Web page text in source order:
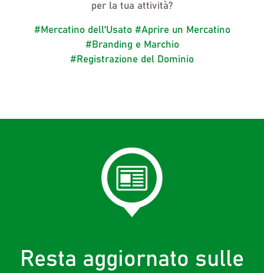
per la tua attività?
#Mercatino dell'Usato #Aprire un Mercatino
#Branding e Marchio
#Registrazione del Dominio
Resta aggiornato sulle